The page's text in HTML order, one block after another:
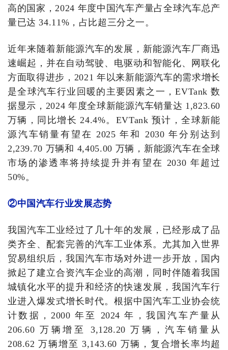
高的国家，2024 年度中国汽车产量占全球汽车总产
量已达 34.11%，占比超三分之一。
近年来随着新能源汽车的发展，新能源汽车厂商迅
速崛起，并在自动驾驶、电驱动和智能化、网联化
方面取得进步，2021 年以来新能源汽车的需求增长
是全球汽车行业回暖的主要因素之一，EVTank 数
据显示，2024 年度全球新能源汽车销量达 1,823.60
万辆，同比增长 24.4%。EVTank 预计，全球新能
源汽车销量有望在 2025 年和 2030 年分别达到
2,239.70 万辆和 4,405.00 万辆，新能源汽车在全球
市场的渗透率将持续提升并有望在 2030 年超过
50%。
②中国汽车行业发展态势
我国汽车工业经过了几十年的发展，已经形成了品
类齐全、配套完善的汽车工业体系。尤其加入世界
贸易组织后，我国汽车市场对外进一步开放，国内
掀起了建立合资汽车企业的高潮，同时伴随着我国
城镇化水平的提升和经济的快速发展，我国汽车行
业进入爆发式增长时代。根据中国汽车工业协会统
计数据，2000 年至 2024 年，我国汽车产量从
206.60 万辆增至 3,128.20 万辆，汽车销量从
208.62 万辆增至 3,143.60 万辆，复合增长率均超